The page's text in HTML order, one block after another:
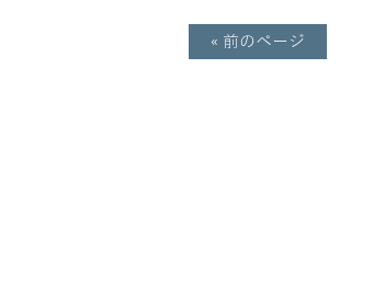
« 前のページ